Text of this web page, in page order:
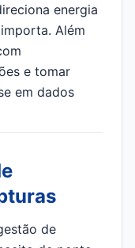
energia
Além
e tomar
em dados
de